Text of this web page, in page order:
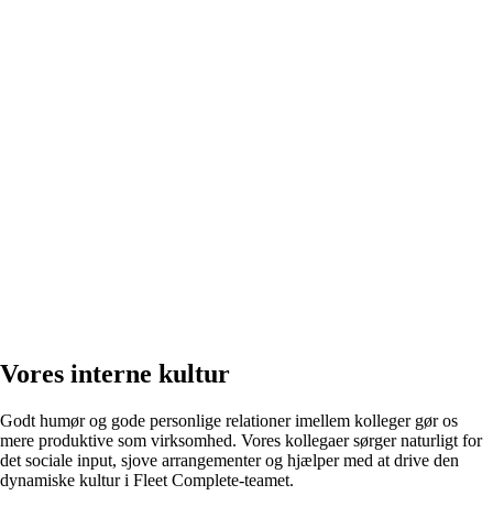
Vores interne kultur
Godt humør og gode personlige relationer imellem kolleger gør os
mere produktive som virksomhed. Vores kollegaer sørger naturligt for
det sociale input, sjove arrangementer og hjælper med at drive den
dynamiske kultur i Fleet Complete-teamet.